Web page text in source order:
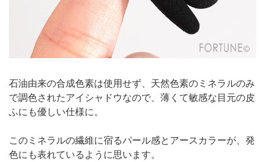
石油由来の合成色素は使用せず、天然色素のミネラルのみ
で調色されたアイシャドウなので、薄くて敏感な目元の皮
ふにも優しい仕様に。
このミネラルの繊維に宿るパール感とアースカラーが、発
色にも表れているように思います。